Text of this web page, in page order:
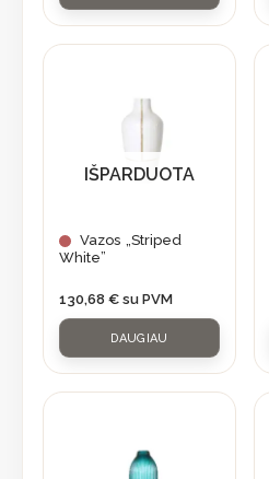
IŠPARDUOTA
Vazos „Striped
White”
130,68 € su PVM
DAUGIAU